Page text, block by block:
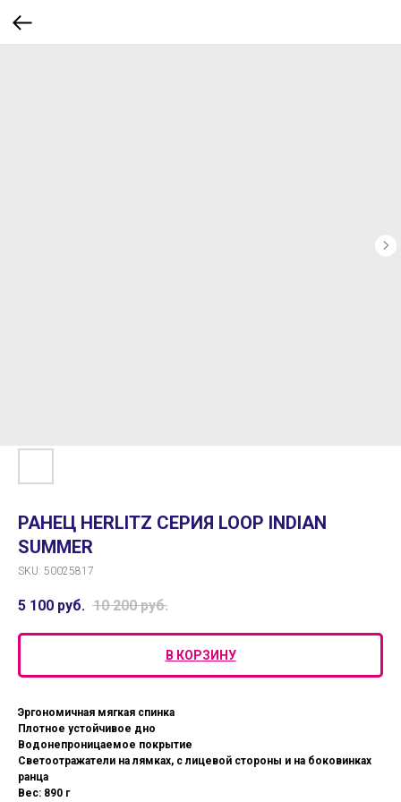
РАНЕЦ HERLITZ СЕРИЯ LOOP INDIAN
SUMMER
SKU: 50025817
5 100 руб. 10 200 руб.
В КОРЗИНУ
Эргономичная мягкая спинка
Плотное устойчивое дно
Водонепроницаемое покрытие
Светоотражатели на лямках, с лицевой стороны и на боковинках
ранца
Вес: 890 г